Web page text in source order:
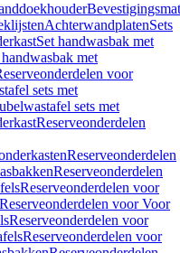
AchterwandplatenSets
Set handwasbak met
met
voor
sets met
sets met
Reserveonderdelen
Reserveonderdelen
Reserveonderdelen
Reserveonderdelen voor
Reserveonderdelen voor Voor
Reserveonderdelen voor
Reserveonderdelen voor